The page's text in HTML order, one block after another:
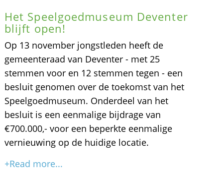
Het Speelgoedmuseum Deventer
blijft open!
Op 13 november jongstleden heeft de
gemeenteraad van Deventer - met 25
stemmen voor en 12 stemmen tegen - een
besluit genomen over de toekomst van het
Speelgoedmuseum. Onderdeel van het
besluit is een eenmalige bijdrage van
€700.000,- voor een beperkte eenmalige
vernieuwing op de huidige locatie.
+Read more...